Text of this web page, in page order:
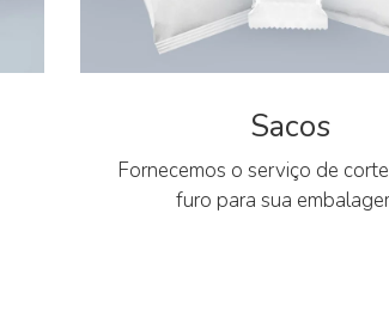
Sacos
Fornecemos o serviço de
furo para sua